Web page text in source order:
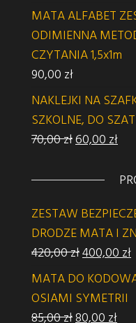
MATA ALFABET
ODIMIENNA
CZYTANIA 1,5x1m
90,00 zł
NAKLEJKI NA
SZKOLNE, DO
70,00złPierwotna
60,00 zł
ZESTAW
DRODZE MATA I
420,00zł400,00 zł
MATA DO
OSIAMI SYMETRII
85,00złPierwotna
80,00 zł